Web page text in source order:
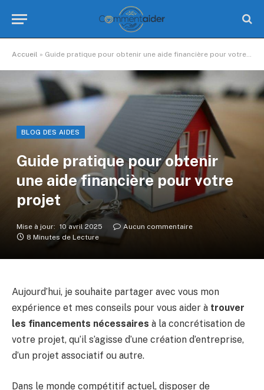
Accueil » Guide pratique pour obtenir une aide financière pour votre projet
BLOG DES AIDES
Guide pratique pour obtenir
une aide financière pour votre
projet
Mise à jour: 10 avril 2025
Aucun commentaire
8 Minutes de Lecture
Aujourd’hui, je souhaite partager avec vous mon
expérience et mes conseils pour vous aider à trouver
les financements nécessaires à la concrétisation de
votre projet, qu’il s’agisse d’une création d’entreprise,
d’un projet associatif ou autre.
Dans le monde compétitif actuel, disposer de